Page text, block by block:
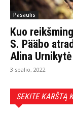
Pasaulis
Kuo
S. Pääbo
Alina Urnikytė
3 spalio, 2022
SEKITE KARŠTĄ